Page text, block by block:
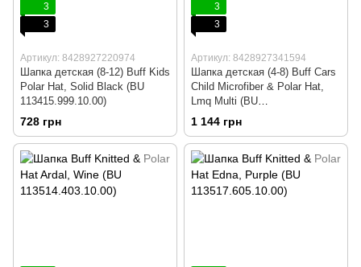
3
3
Артикул: 8428927220974
Шапка детская (8-12) Buff Kids
Polar Hat, Solid Black (BU
113415.999.10.00)
728 грн
3
3
Артикул: 8428927341594
Шапка детская (4-8) Buff Cars
Child Microfiber & Polar Hat,
Lmq Multi (BU
118320.555.10.00)
1 144 грн